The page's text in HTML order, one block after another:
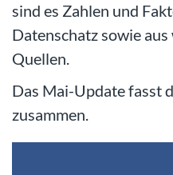
sind es Zahlen und
Datenschatz sowie
Quellen.
Das Mai-Update fasst
zusammen.